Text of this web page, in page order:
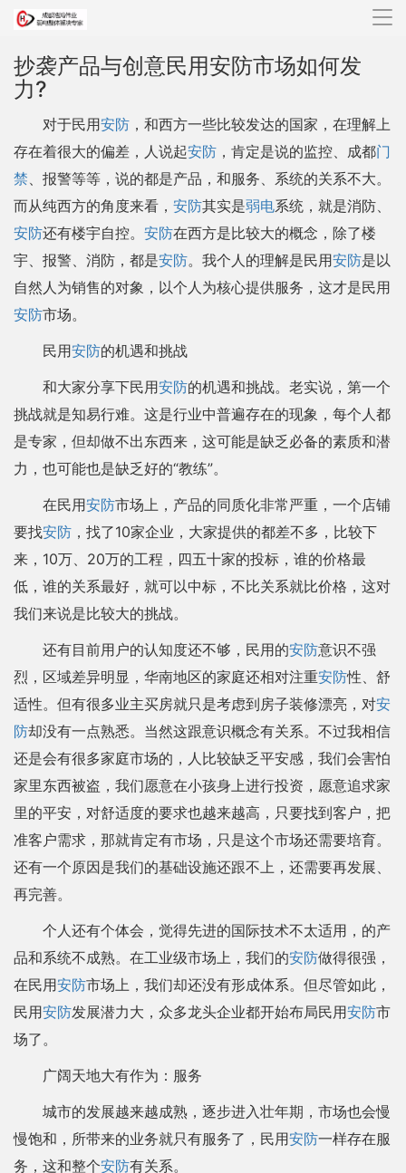
导
抄袭产品与创意民用安防市场如何发
力?
对于民用安防 ，和西方一些比较发达的国家，在理解上
存在着很大的偏差，人说起安防 ，肯定是说的监控、成都门
禁、报警等等，说的都是产品，和服务、系统的关系不大。
而从纯西方的角度来看， 安防其实是弱电系统，就是消防、
安防还有楼宇自控。 安防在西方是比较大的概念，除了楼
宇、报警、消防，都是安防。我个人的理解是民用安防是以
自然人为销售的对象，以个人为核心提供服务，这才是民用
安防市场。
民用安防的机遇和挑战
和大家分享下民用安防的机遇和挑战。老实说，第一个
挑战就是知易行难。这是行业中普遍存在的现象，每个人都
是专家，但却做不出东西来，这可能是缺乏必备的素质和潜
力，也可能也是缺乏好的“教练”。
在民用安防市场上，产品的同质化非常严重，一个店铺
要找安防 ，找了10家企业，大家提供的都差不多，比较下
来，10万、20万的工程，四五十家的投标，谁的价格最
低，谁的关系最好，就可以中标，不比关系就比价格，这对
我们来说是比较大的挑战。
还有目前用户的认知度还不够，民用的安防意识不强
烈，区域差异明显，华南地区的家庭还相对注重安防性、舒
适性。但有很多业主买房就只是考虑到房子装修漂亮，对安
防却没有一点熟悉。当然这跟意识概念有关系。不过我相信
还是会有很多家庭市场的，人比较缺乏平安感，我们会害怕
家里东西被盗，我们愿意在小孩身上进行投资，愿意追求家
里的平安，对舒适度的要求也越来越高，只要找到客户，把
准客户需求，那就肯定有市场，只是这个市场还需要培育。
还有一个原因是我们的基础设施还跟不上，还需要再发展、
再完善。
个人还有个体会，觉得先进的国际技术不太适用，的产
品和系统不成熟。在工业级市场上，我们的安防做得很强，
在民用安防市场上，我们却还没有形成体系。但尽管如此，
民用安防发展潜力大，众多龙头企业都开始布局民用安防市
场了。
广阔天地大有作为：服务
城市的发展越来越成熟，逐步进入壮年期，市场也会慢
慢饱和，所带来的业务就只有服务了，民用安防一样存在服
务，这和整个安防有关系。